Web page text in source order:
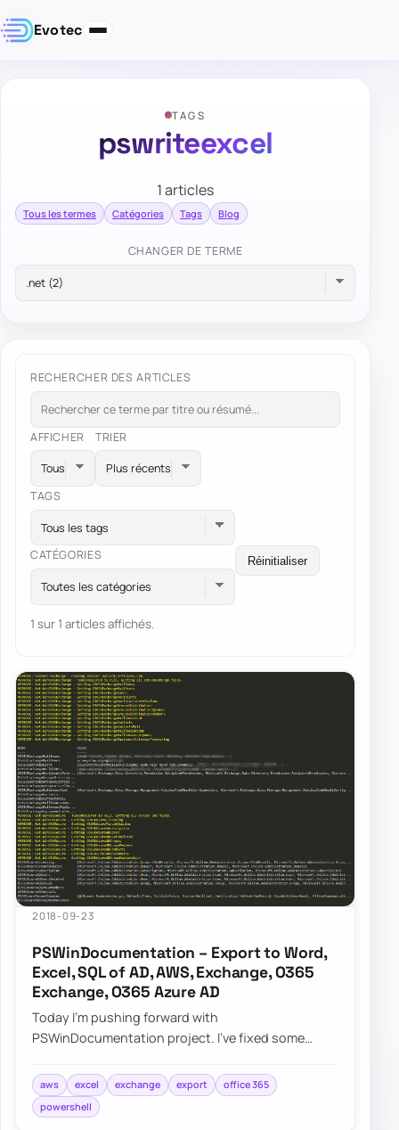
Evotec
TAGS
pswriteexcel
1 articles
Tous les termes Catégories Tags Blog
CHANGER DE TERME
RECHERCHER DES ARTICLES
AFFICHER TRIER
TAGS
Tous les tags
CATÉGORIES
Toutes les catégories
Réinitialiser
1 sur 1 articles affichés.
2018-09-23
PSWinDocumentation – Export to Word,
Excel, SQL of AD, AWS, Exchange, O365
Exchange, O365 Azure AD
Today I’m pushing forward with
PSWinDocumentation project. I’ve fixed some
did lie a bit…
aws excel exchange export
office 365
powershell